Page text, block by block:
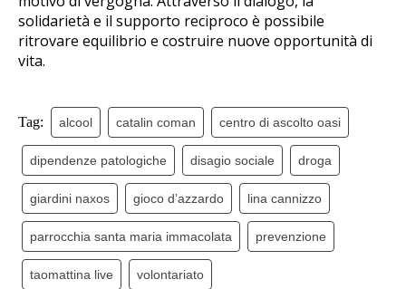
solidarietà e il supporto reciproco è possibile
ritrovare equilibrio e costruire nuove opportunità di
vita.
Tag: alcool catalin coman centro di ascolto oasi
dipendenze patologiche disagio sociale droga
giardini naxos gioco d’azzardo lina cannizzo
parrocchia santa maria immacolata prevenzione
taomattina live volontariato